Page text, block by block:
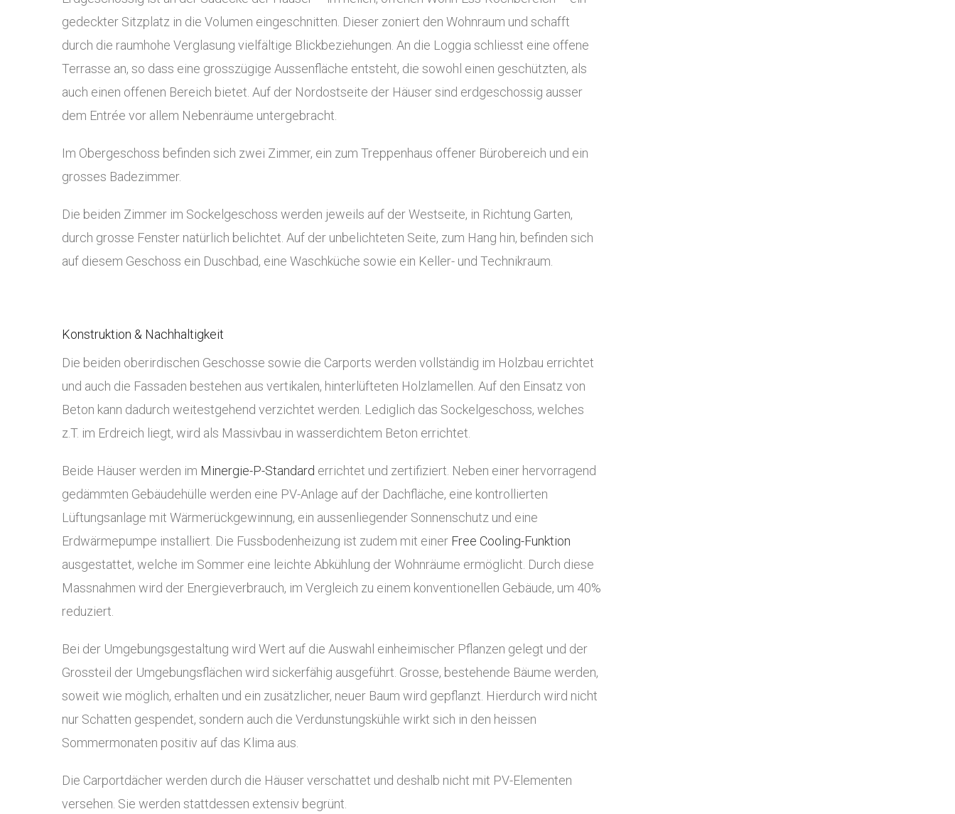
gedeckter Sitzplatz in die Volumen eingeschnitten. Dieser zoniert den Wohnraum und schafft
durch die raumhohe Verglasung vielfältige Blickbeziehungen. An die Loggia schliesst eine offene
Terrasse an, so dass eine grosszügige Aussenfläche entsteht, die sowohl einen geschützten, als
auch einen offenen Bereich bietet. Auf der Nordostseite der Häuser sind erdgeschossig ausser
dem Entrée vor allem Nebenräume untergebracht.
Im Obergeschoss befinden sich zwei Zimmer, ein zum Treppenhaus offener Bürobereich und ein
grosses Badezimmer.
Die beiden Zimmer im Sockelgeschoss werden jeweils auf der Westseite, in Richtung Garten,
durch grosse Fenster natürlich belichtet. Auf der unbelichteten Seite, zum Hang hin, befinden sich
auf diesem Geschoss ein Duschbad, eine Waschküche sowie ein Keller- und Technikraum.
Konstruktion & Nachhaltigkeit
Die beiden oberirdischen Geschosse sowie die Carports werden vollständig im Holzbau errichtet
und auch die Fassaden bestehen aus vertikalen, hinterlüfteten Holzlamellen. Auf den Einsatz von
Beton kann dadurch weitestgehend verzichtet werden. Lediglich das Sockelgeschoss, welches
z.T. im Erdreich liegt, wird als Massivbau in wasserdichtem Beton errichtet.
Beide Häuser werden im Minergie-P-Standard errichtet und zertifiziert. Neben einer hervorragend
gedämmten Gebäudehülle werden eine PV-Anlage auf der Dachfläche, eine kontrollierten
Lüftungsanlage mit Wärmerückgewinnung, ein aussenliegender Sonnenschutz und eine
Erdwärmepumpe installiert. Die Fussbodenheizung ist zudem mit einer Free Cooling-Funktion
ausgestattet, welche im Sommer eine leichte Abkühlung der Wohnräume ermöglicht. Durch diese
Massnahmen wird der Energieverbrauch, im Vergleich zu einem konventionellen Gebäude, um 40%
reduziert.
Bei der Umgebungsgestaltung wird Wert auf die Auswahl einheimischer Pflanzen gelegt und der
Grossteil der Umgebungsflächen wird sickerfähig ausgeführt. Grosse, bestehende Bäume werden,
soweit wie möglich, erhalten und ein zusätzlicher, neuer Baum wird gepflanzt. Hierdurch wird nicht
nur Schatten gespendet, sondern auch die Verdunstungskühle wirkt sich in den heissen
Sommermonaten positiv auf das Klima aus.
Die Carportdächer werden durch die Häuser verschattet und deshalb nicht mit PV-Elementen
versehen. Sie werden stattdessen extensiv begrünt.